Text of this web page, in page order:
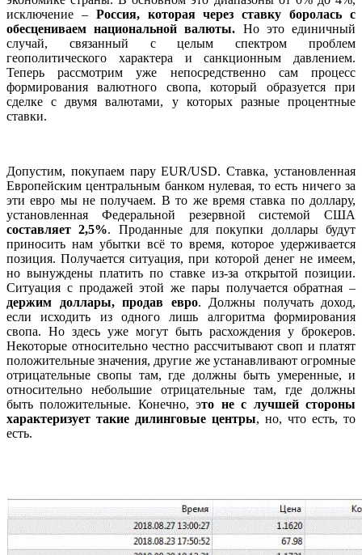
исключение – Россия, которая через ставку боролась с
обесцениваем национальной валюты. Но это единичный
случай, связанный с целым спектром проблем
геополитического характера и санкционным давлением.
Теперь рассмотрим уже непосредственно сам процесс
формирования валютного свопа, который образуется при
сделке с двумя валютами, у которых разные процентные
ставки.
Допустим, покупаем пару EUR/USD. Ставка, установленная
Европейским центральным банком нулевая, то есть ничего за
эти евро мы не получаем. В то же время ставка по доллару,
установленная Федеральной резервной системой США
составляет 2,5%. Проданные для покупки доллары будут
приносить нам убытки всё то время, которое удерживается
позиция. Получается ситуация, при которой денег не имеем,
но вынуждены платить по ставке из-за открытой позиции.
Ситуация с продажей этой же пары получается обратная –
держим доллары, продав евро. Должны получать доход,
если исходить из одного лишь алгоритма формирования
свопа. Но здесь уже могут быть расхождения у брокеров.
Некоторые относительно честно рассчитывают своп и платят
положительные значения, другие же устанавливают огромные
отрицательные свопы там, где должны быть умеренные, и
относительно небольшие отрицательные там, где должны
быть положительные. Конечно, это не с лучшей стороны
характеризует такие дилинговые центры, но, что есть, то
есть.